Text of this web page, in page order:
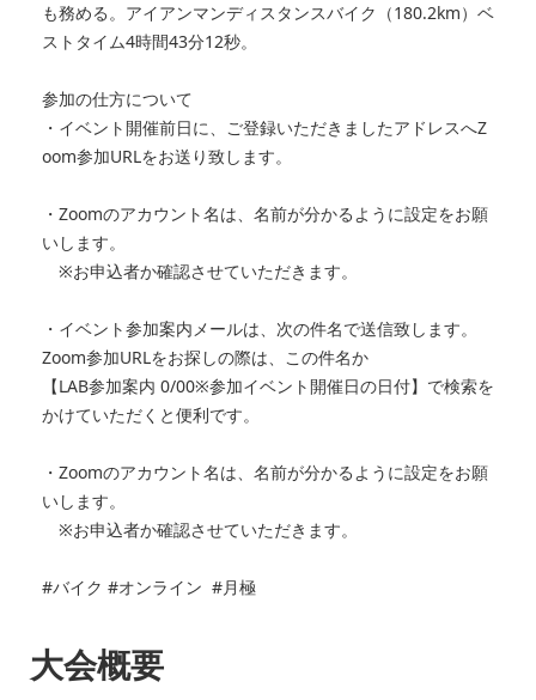
も務める。アイアンマンディスタンスバイク（180.2km）ベ
ストタイム4時間43分12秒。
参加の仕方について
・イベント開催前日に、ご登録いただきましたアドレスへZ
oom参加URLをお送り致します。
・Zoomのアカウント名は、名前が分かるように設定をお願
いします。
※お申込者か確認させていただきます。
・イベント参加案内メールは、次の件名で送信致します。
Zoom参加URLをお探しの際は、この件名か
【LAB参加案内 0/00※参加イベント開催日の日付】で検索を
かけていただくと便利です。
・Zoomのアカウント名は、名前が分かるように設定をお願
いします。
※お申込者か確認させていただきます。
#バイク #オンライン #月極
大会概要